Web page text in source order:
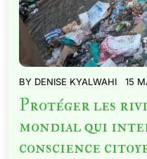
BY DENISE KYALWAHI 15
Protéger les
mondial qui
conscience